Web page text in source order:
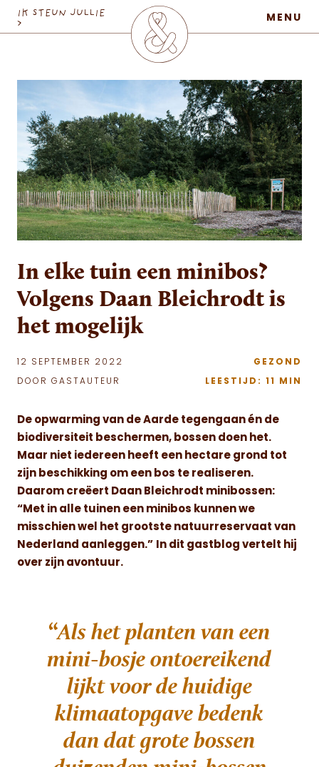
MaatschapWij
MENU
IK STEUN JULLIE
>
In elke tuin een minibos?
Volgens Daan Bleichrodt is
het mogelijk
12 SEPTEMBER 2022
DOOR GASTAUTEUR
GEZOND
LEESTIJD: 11 MIN
De opwarming van de Aarde tegengaan én de
biodiversiteit beschermen, bossen doen het.
Maar niet iedereen heeft een hectare grond tot
zijn beschikking om een bos te realiseren.
Daarom creëert Daan Bleichrodt minibossen:
“Met in alle tuinen een minibos kunnen we
misschien wel het grootste natuurreservaat van
Nederland aanleggen.”
In dit gastblog vertelt hij
over zijn avontuur.
“Als het planten van een
mini-bosje ontoereikend
lijkt voor de huidige
klimaatopgave bedenk
dan dat grote bossen